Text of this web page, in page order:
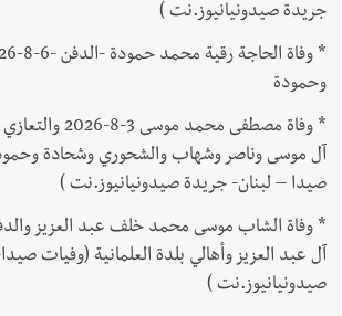
جريدة صيدونيانيوز.نت )
*
وحمودة
*
آل موسى وناصر وشهاب والشحوري وشحادة
صيدا – لبنان- جريدة صيدونيانيوز.نت )
*
آل عبد العزيز وأهالي بلدة العلمانية (وفيات
صيدونيانيوز.نت )